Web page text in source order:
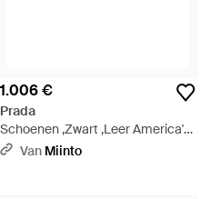
1.006 €
Prada
Schoenen ,Zwart ,Leer America's
Cup Sneakers - Zwart
Van Miinto